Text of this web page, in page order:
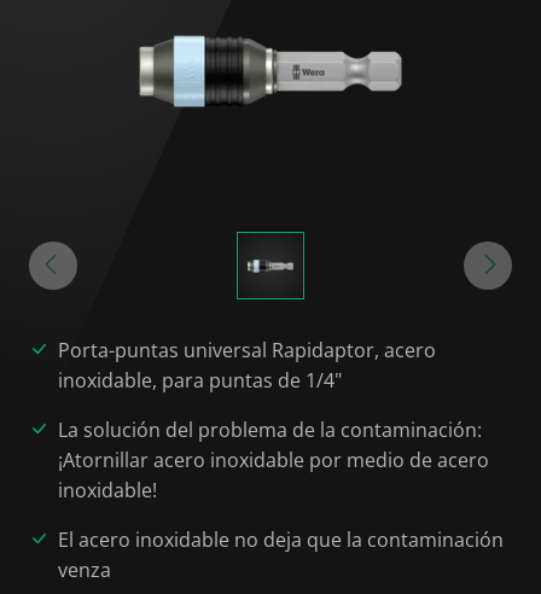
Porta-puntas universal Rapidaptor, acero
inoxidable, para puntas de 1/4"
La solución del problema de la contaminación:
¡Atornillar acero inoxidable por medio de acero
inoxidable!
El acero inoxidable no deja que la contaminación
venza